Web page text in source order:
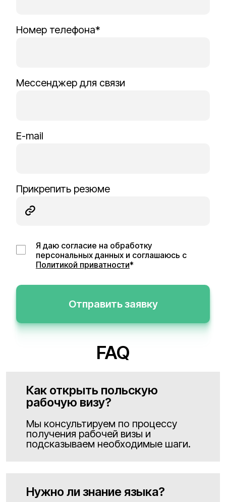
Номер телефона*
Мессенджер для связи
E-mail
Прикрепить резюме
Я даю согласие на обработку
персональных данных и соглашаюсь с
Политикой приватности*
Отправить заявку
FAQ
Как открыть польскую
рабочую визу?
Мы консультируем по процессу
получения рабочей визы и
подсказываем необходимые шаги.
Нужно ли знание языка?